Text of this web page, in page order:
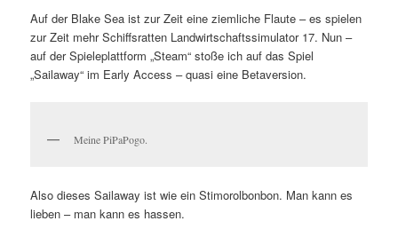
Auf der Blake Sea ist zur Zeit eine ziemliche Flaute – es spielen
zur Zeit mehr Schiffsratten Landwirtschaftssimulator 17. Nun –
auf der Spieleplattform „Steam“ stoße ich auf das Spiel
„Sailaway“ im Early Access – quasi eine Betaversion.
Meine PiPaPogo.
Also dieses Sailaway ist wie ein Stimorolbonbon. Man kann es
lieben – man kann es hassen.